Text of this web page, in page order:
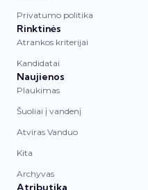
Privatumo politika
Rinktinės
Atrankos kriterijai
Kandidatai
Naujienos
Plaukimas
Šuoliai į vandenį
Atviras Vanduo
Kita
Archyvas
Atributika